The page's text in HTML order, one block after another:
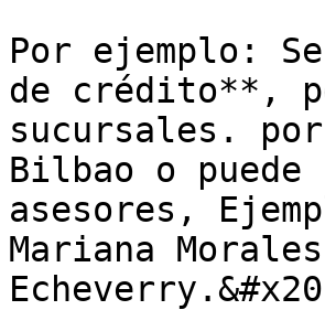
Por ejemplo:
de crédito**,
sucursales.
Bilbao o
asesores,
Mariana